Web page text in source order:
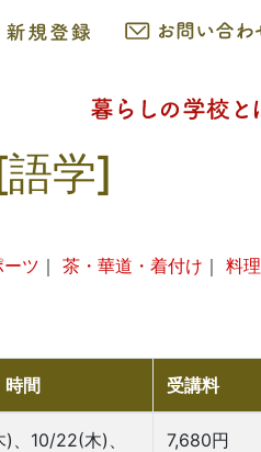
学]
ツ ｜ 茶・華道・着付け ｜ 料理
時間 受講料
、10/22(木)、
7,680円